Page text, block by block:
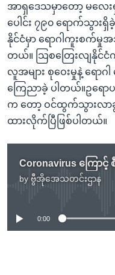
အာရှဒေသမှာတော့ မလေး
ပေါင်း ၇၉၀ ရောက်သွား
နိုင်ငံမှာ ရောဂါကူးစက်
တယ်။ သြစတြေးလျနိုင်
လူအများ စုဝေးမှုနဲ့ ရော
ကြေညာခဲ့ ပါတယ်။ဥရေ
က တော့ ဝင်ထွက်သွားလာ
ထားလိုက်ပြီဖြစ်ပါတယ်။
by ဗွီအိုအေသတင်းဌာန
No media
0:00